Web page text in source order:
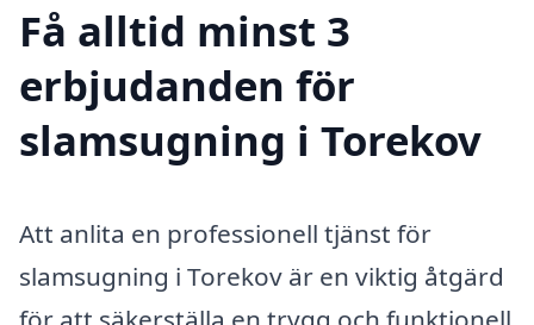
Få alltid minst 3
erbjudanden för
slamsugning i Torekov
Att anlita en professionell tjänst för
slamsugning i Torekov är en viktig åtgärd